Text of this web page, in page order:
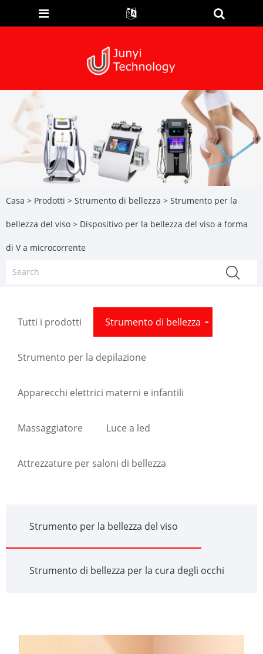
Casa > Prodotti > Strumento di bellezza > Strumento per la
bellezza del viso > Dispositivo per la bellezza del viso a forma
di V a microcorrente
Tutti i prodotti Strumento di bellezza
Strumento per la depilazione
Apparecchi elettrici materni e infantili
Massaggiatore Luce a led
Attrezzature per saloni di bellezza
Strumento per la bellezza del viso
Strumento di bellezza per la cura degli occhi